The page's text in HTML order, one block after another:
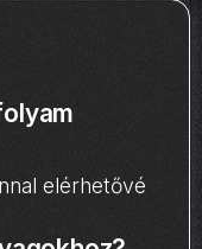
elérhetővé